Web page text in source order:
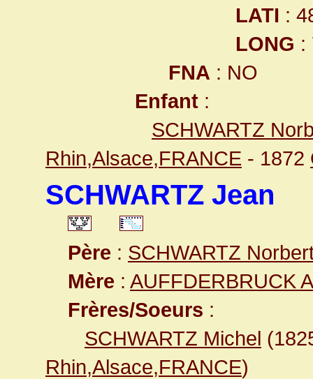
LATI :
LONG :
FNA : NO
Enfant :
SCHWARTZ
Rhin,Alsace,FRANCE - 1872
SCHWARTZ Jean
Père : SCHWARTZ
Mère : AUFFDERBRUCK
Frères/Soeurs :
SCHWARTZ Michel
Rhin,Alsace,FRANCE)